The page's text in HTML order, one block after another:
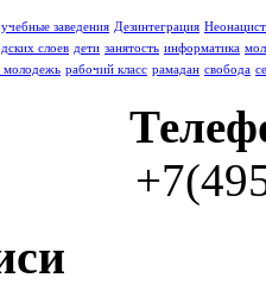
заведения Дезинтеграция
слоев дети занятость информатика
молодежь рабочий класс рамадан свобода